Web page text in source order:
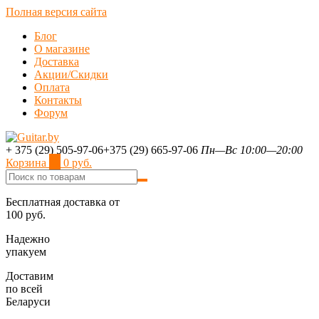
Полная версия сайта
Блог
О магазине
Доставка
Акции/Скидки
Оплата
Контакты
Форум
+ 375 (29) 505-97-06+375 (29) 665-97-06 Пн—Вс 10:00—20:00
Корзина
0 руб.
Бесплатная доставка от
100 руб.
Надежно
упакуем
Доставим
по всей
Беларуси